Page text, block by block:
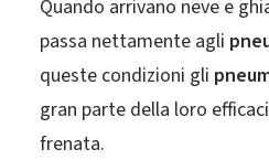
Quando arrivano neve e
passa nettamente agli
queste condizioni gli
gran parte della loro
frenata.